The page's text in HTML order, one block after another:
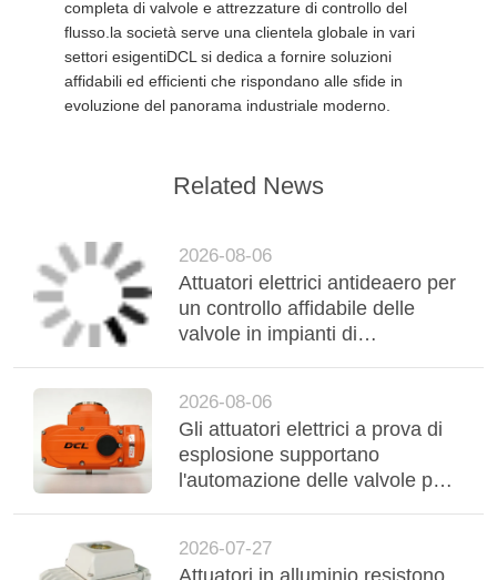
completa di valvole e attrezzature di controllo del
flusso.la società serve una clientela globale in vari
settori esigentiDCL si dedica a fornire soluzioni
affidabili ed efficienti che rispondano alle sfide in
evoluzione del panorama industriale moderno.
Related News
2026-08-06
Attuatori elettrici antideaero per
un controllo affidabile delle
valvole in impianti di
2026-08-06
Gli attuatori elettrici a prova di
esplosione supportano
l'automazione delle valvole per
Latina
2026-07-27